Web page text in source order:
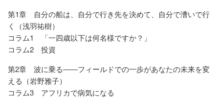
第1章 自分の船は、自分で行き先を決めて、自分で漕いで行
く（浅羽祐樹）
コラム1 「一四歳以下は何名様ですか？」
コラム2 投資
第2章 波に乗る――フィールドでの一歩があなたの未来を変
える（岩野雅子）
コラム3 アフリカで病気になる